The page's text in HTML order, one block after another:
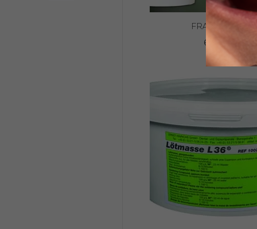
FRAMEVEST 7KG
63,60